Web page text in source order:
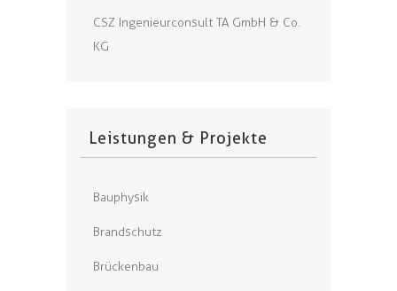
CSZ Ingenieurconsult TA GmbH & Co.
KG
Leistungen & Projekte
Bauphysik
Brandschutz
Brückenbau